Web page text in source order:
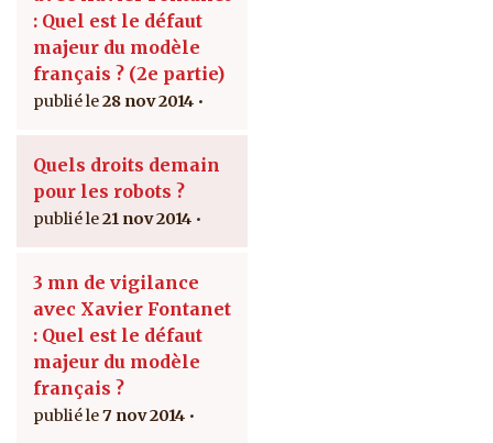
: Quel est le défaut
majeur du modèle
français ? (2e partie)
28 nov 2014
Quels droits demain
pour les robots ?
21 nov 2014
3 mn de vigilance
avec Xavier Fontanet
: Quel est le défaut
majeur du modèle
français ?
7 nov 2014